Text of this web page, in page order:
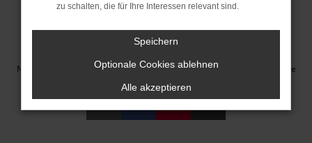
Cookie Einstellungen
Neustadt/Vogtland | info@autohausjakob.de |Webdesign by audaris.de
zu schalten, die für Ihre Interessen relevant sind.
Speichern
Optionale Cookies ablehnen
Alle akzeptieren